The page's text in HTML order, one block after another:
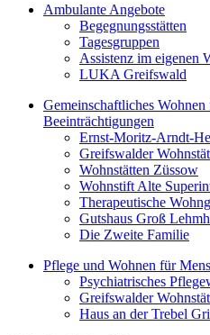
Ambulante Angebote
Begegnungsstätten
Tagesgruppen
Assistenz im eigenen
LUKA Greifswald
Gemeinschaftliches
Beeinträchtigungen
Ernst-Moritz-Arndt-
Greifswalder
Wohnstätten Züssow
Wohnstift Alte
Therapeutische
Gutshaus Groß
Die Zweite Familie
Pflege und Wohnen für
Psychiatrisches
Greifswalder
Haus an der Trebel